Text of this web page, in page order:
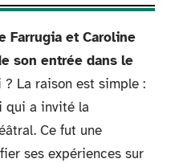
Farrugia et Caroline
son entrée dans le
? La raison est simple :
qui a invité la
Ce fut une
ses expériences sur